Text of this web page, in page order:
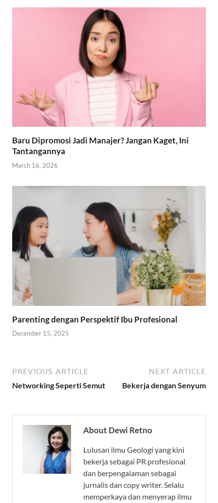
Baru Dipromosi Jadi Manajer? Jangan Kaget, Ini
Tantangannya
March 16, 2026
Parenting dengan Perspektif Ibu Profesional
December 15, 2025
PREVIOUS ARTICLE
Networking Seperti Semut
NEXT ARTICLE
Bekerja dengan Senyum
About Dewi Retno
Lulusan ilmu Geologi yang kini
bekerja sebagai PR profesional
dan berpengalaman sebagai
jurnalis dan copy writer. Selalu
memperkaya dan menyerap ilmu